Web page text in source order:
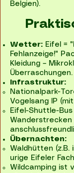
Belgien).
Wetter: Eifel =
Fehlanzeige!"
Kleidung –
Überraschungen.
Infrastruktur:
Nationalpark-
Vogelsang IP
Eifel-Shuttle-Bus
Wanderstrecken
Übernachten:
Waldhütten (z.B.
urige Eifeler
Wildcamping ist